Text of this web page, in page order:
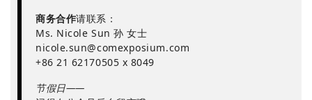
商务合作请联系：
Ms. Nicole Sun 孙 女士
nicole.sun@comexposium.com
+86 21 62170505 x 8049
节假日——